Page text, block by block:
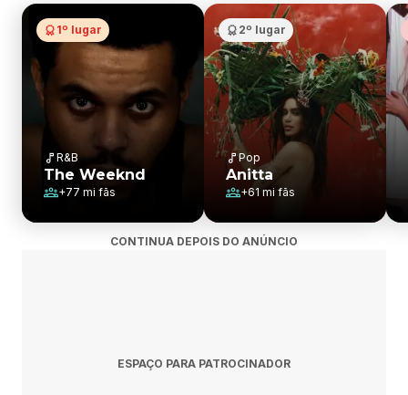
1º lugar
R&B
The Weeknd
+77 mi fãs
2º lugar
Pop
Anitta
+61 mi fãs
CONTINUA DEPOIS DO ANÚNCIO
ESPAÇO PARA PATROCINADOR